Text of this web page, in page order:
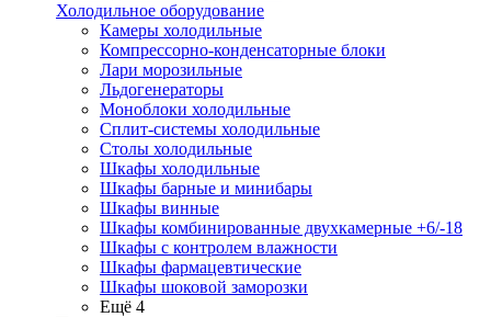
Холодильное оборудование
Камеры холодильные
Компрессорно-конденсаторные блоки
Лари морозильные
Льдогенераторы
Моноблоки холодильные
Сплит-системы холодильные
Столы холодильные
Шкафы холодильные
Шкафы барные и минибары
Шкафы винные
Шкафы комбинированные двухкамерные +6/-18
Шкафы с контролем влажности
Шкафы фармацевтические
Шкафы шоковой заморозки
Ещё 4